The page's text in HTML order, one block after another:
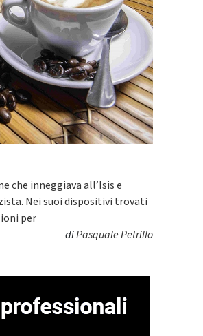
che inneggiava all’Isis e
Nei suoi dispositivi trovati
per
diPasquale Petrillo